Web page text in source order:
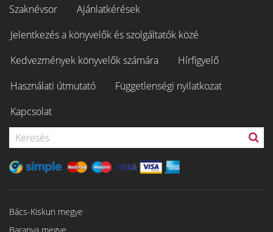
Szaknévsor
Ajánlatkérések
Jelentkezés a könyvelők és szolgáltatók közé
Kedvezmények könyvelők számára
Hírfigyelő
Használati útmutató
Függetlenségi nyilatkozat
Kapcsolat
Bács-Kiskun megye